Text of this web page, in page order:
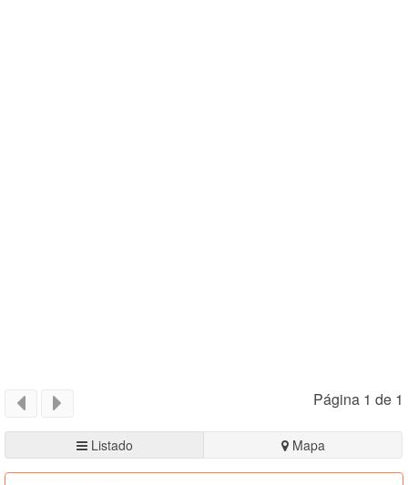
Página 1 de 1
Listado Mapa